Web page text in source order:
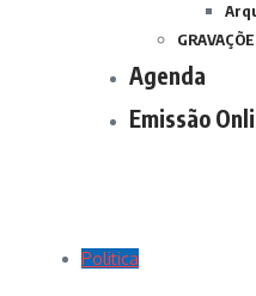
Agenda
Emissão
Politica